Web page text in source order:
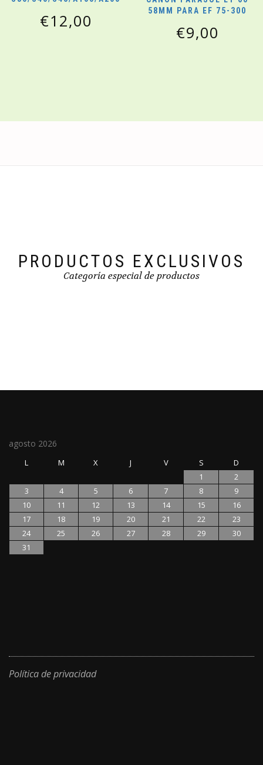
€12,00
58MM PARA EF 75-300
€9,00
PRODUCTOS EXCLUSIVOS
Categoría especial de productos
agosto 2026
L M X J V S
D
1
2
3
4 5 6 7 8
9
10
11 12 13 14 15
16
17
18 19 20 21 22
23
24
25 26 27 28 29
30
31
Política de privacidad